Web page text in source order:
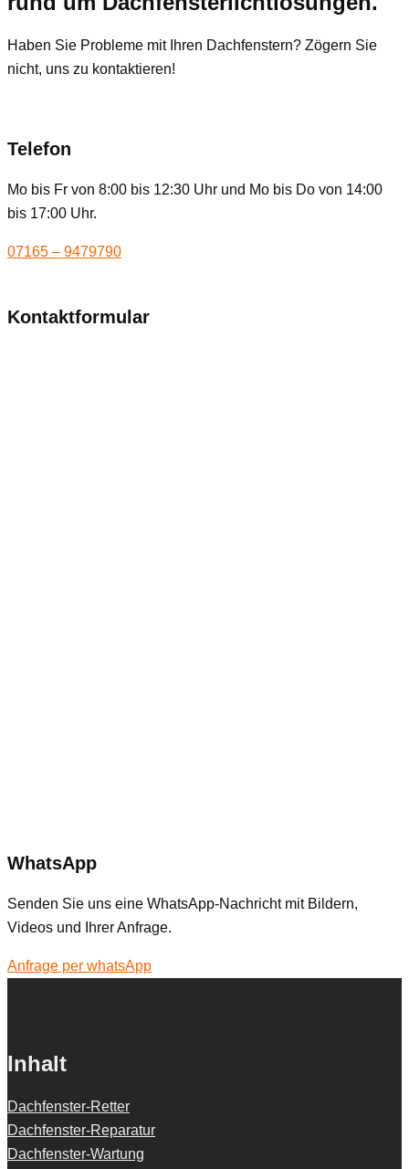
Haben Sie Probleme mit Ihren Dachfenstern? Zögern Sie
nicht, uns zu kontaktieren!
Telefon
Mo bis Fr von 8:00 bis 12:30 Uhr und Mo bis Do von 14:00
bis 17:00 Uhr.
07165 – 9479790
Kontaktformular
WhatsApp
Senden Sie uns eine WhatsApp-Nachricht mit Bildern,
Videos und Ihrer Anfrage.
Anfrage per whatsApp
Inhalt
Dachfenster-Retter
Dachfenster-Reparatur
Dachfenster-Wartung